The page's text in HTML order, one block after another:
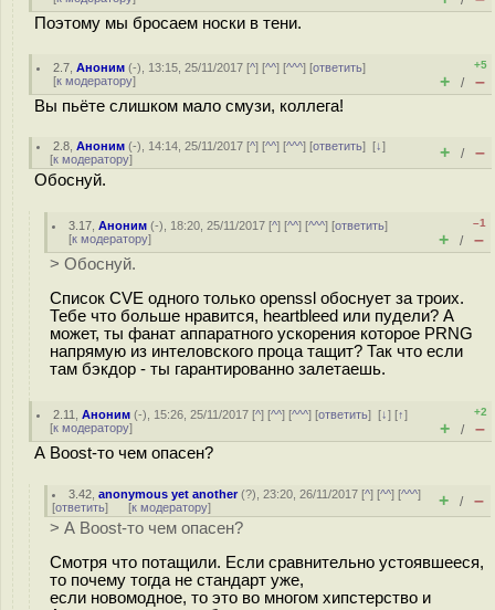
Поэтому мы бросаем носки в тени.
2.7 ,Аноним (-), 13:15, 25/11/2017 [^] [^^] [^^^] [ответить]
[к модератору]
+5
+ / –
Вы пьёте слишком мало смузи, коллега!
2.8 ,Аноним (-), 14:14, 25/11/2017 [^] [^^] [^^^] [ответить][↓]
[к модератору] + / –
Обоснуй.
3.17 ,Аноним (-), 18:20, 25/11/2017 [^] [^^] [^^^] [ответить]
[к модератору]
–1
+ / –
> Обоснуй.
Список CVE одного только openssl обоснует за троих.
Тебе что больше нравится, heartbleed или пудели? А
может, ты фанат аппаратного ускорения которое PRNG
напрямую из интеловского проца тащит? Так что если
там бэкдор - ты гарантированно залетаешь.
2.11 ,Аноним (-), 15:26, 25/11/2017 [^] [^^] [^^^] [ответить][↓] [↑]
[к модератору]
+2
+ / –
А Boost-то чем опасен?
3.42 ,anonymous yet another(?), 23:20, 26/11/2017 [^] [^^] [^^^]
[ответить] [к модератору] + / –
> А Boost-то чем опасен?
Смотря что потащили. Если сравнительно устоявшееся,
то почему тогда не стандарт уже,
если новомодное, то это во многом хипстерство и